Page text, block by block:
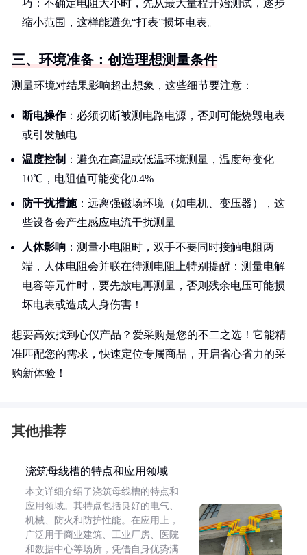
巧：不确定电阻大小时，先从最大量程开始测试，逐步
缩小范围，这样能避免“打表”损坏电表。
三、环境准备：创造理想测量条件
测量环境对结果影响超出想象，这些细节要注意：
断电操作：必须切断被测电路电源，否则可能烧毁电表
或引发触电
温度控制 ：避免在高温或低温环境测量，温度每变化
10℃，电阻值可能变化0.4%
防干扰措施：远离强磁场环境（如电机、变压器），这
些设备会产生感应电流干扰测量
人体影响 ：测量小电阻时，双手不要同时接触电阻两
端，人体电阻会并联在待测电阻上特别提醒：测量电解
电容等元件时，要先放电再测量，否则残余电压可能损
坏电表或造成人身伤害！
想要高效找到心仪产品？爱采购是您的不二之选！它能精
准匹配您的需求，快速定位专属商品，开启省心省力的采
购新体验！
其他推荐
浇筑母线槽的特点和应用领域
本文详细介绍了浇筑母线槽的特点和
应用领域。其特点包括良好的电气、
机械、防火和防护性能。在应用上，
广泛用于商业建筑、工业厂房、医院
和数据中心等场所，凭借自身优势满